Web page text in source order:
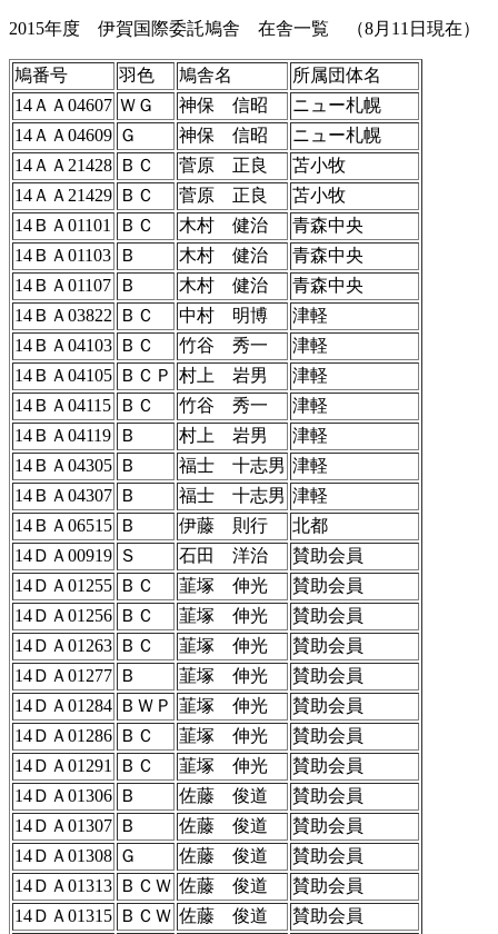
2015年度 伊賀国際委託鳩舎 在舎一覧 （8月11日現在）
鳩番号 羽色 鳩舎名
所属団体名
14ＡＡ04607 ＷＧ 神保 信昭
ニュー札幌
14ＡＡ04609 Ｇ 神保 信昭
ニュー札幌
14ＡＡ21428 ＢＣ 菅原 正良
苫小牧
14ＡＡ21429 ＢＣ 菅原 正良
苫小牧
14ＢＡ01101
ＢＣ 木村 健治
青森中央
14ＢＡ01103
Ｂ 木村 健治
青森中央
14ＢＡ01107
Ｂ 木村 健治
青森中央
14ＢＡ03822
ＢＣ 中村 明博
津軽
14ＢＡ04103 ＢＣ 竹谷 秀一
津軽
14ＢＡ04105 ＢＣＰ 村上 岩男
津軽
14ＢＡ04115
ＢＣ 竹谷 秀一
津軽
14ＢＡ04119
Ｂ 村上 岩男
津軽
14ＢＡ04305 Ｂ 福士 十志男 津軽
14ＢＡ04307 Ｂ 福士 十志男 津軽
14ＢＡ06515 Ｂ 伊藤 則行
北都
14ＤＡ00919 Ｓ 石田 洋治
賛助会員
14ＤＡ01255 ＢＣ 韮塚 伸光
賛助会員
14ＤＡ01256 ＢＣ 韮塚 伸光
賛助会員
14ＤＡ01263 ＢＣ 韮塚 伸光
賛助会員
14ＤＡ01277 Ｂ 韮塚 伸光
賛助会員
14ＤＡ01284 ＢＷＰ 韮塚 伸光
賛助会員
14ＤＡ01286 ＢＣ 韮塚 伸光
賛助会員
14ＤＡ01291
ＢＣ 韮塚 伸光
賛助会員
14ＤＡ01306 Ｂ 佐藤 俊道
賛助会員
14ＤＡ01307 Ｂ 佐藤 俊道
賛助会員
14ＤＡ01308 Ｇ 佐藤 俊道
賛助会員
14ＤＡ01313 ＢＣＷ 佐藤 俊道
賛助会員
14ＤＡ01315 ＢＣＷ 佐藤 俊道
賛助会員